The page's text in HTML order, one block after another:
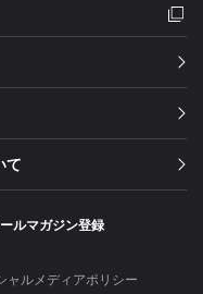
て
ールマガジン登録
ャルメディアポリシー